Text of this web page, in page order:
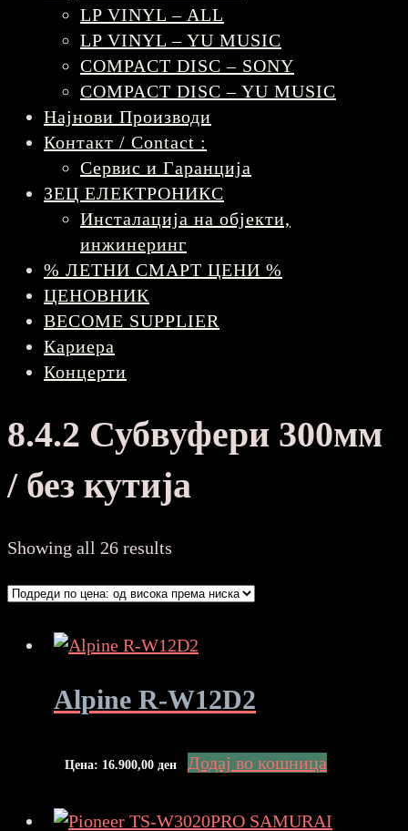
LP VINYL – ALL
LP VINYL – YU MUSIC
COMPACT DISC – SONY
COMPACT DISC – YU MUSIC
Најнови Производи
Контакт / Contact :
Сервис и Гаранција
ЗЕЦ ЕЛЕКТРОНИКС
Инсталација на објекти,
инжинеринг
% ЛЕТНИ СМАРТ ЦЕНИ %
ЦЕНОВНИК
BECOME SUPPLIER
Кариера
Концерти
8.4.2 Субвуфери 300мм
/ без кутија
Showing all 26 results
price:
to
Alpine R-W12D2
Цена: 16.900,00 ден Додај во кошница